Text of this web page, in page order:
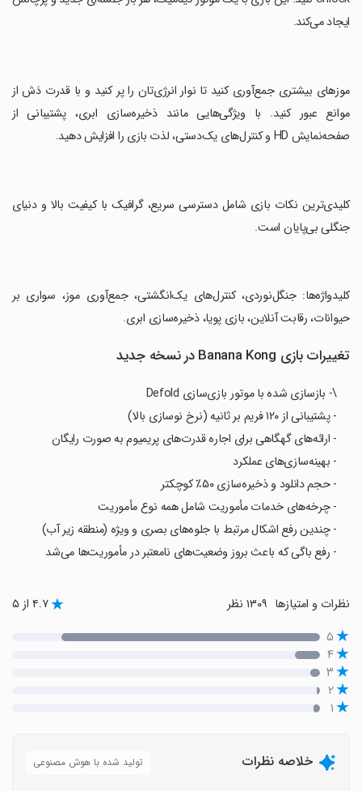
ایجاد می‌کند.
‏موزهای بیشتری جمع‌آوری کنید تا نوار انرژی‌تان را پر کنید و با قدرت دَش از
موانع عبور کنید. با ویژگی‌هایی مانند ذخیره‌سازی ابری، پشتیبانی از
صفحه‌نمایش HD و کنترل‌های یک‌دستی، لذت بازی را افزایش دهید.
‏کلیدی‌ترین نکات بازی شامل دسترسی سریع، گرافیک با کیفیت بالا و دنیای
جنگلی بی‌پایان است.
‏کلیدواژه‌ها: جنگل‌نوردی، کنترل‌های یک‌انگشتی، جمع‌آوری موز، سواری بر
حیوانات، رقابت آنلاین، بازی پویا، ذخیره‌سازی ابری.
تغییرات بازی Banana Kong در نسخه جدید
\- بازسازی شده با موتور بازی‌سازی Defold
- پشتیبانی از ۱۲۰ فریم بر ثانیه (نرخ نوسازی بالا)
- ارائه‌های گهگاهی برای اجاره قدرت‌های پریمیوم به صورت رایگان
- بهینه‌سازی‌های عملکرد
- حجم دانلود و ذخیره‌سازی ۵۰٪ کوچکتر
- چرخه‌های خدمات مأموریت شامل همه نوع مأموریت
- چندین رفع اشکال مرتبط با جلوه‌های بصری و ویژه (منطقه زیر آب)
- رفع باگی که باعث بروز وضعیت‌های نامعتبر در مأموریت‌ها می‌شد
نظرات و امتیازها ۴.۷ از ۵
۵
۴
۳
۲
۱
خلاصه نظرات تولید شده با هوش مصنوعی